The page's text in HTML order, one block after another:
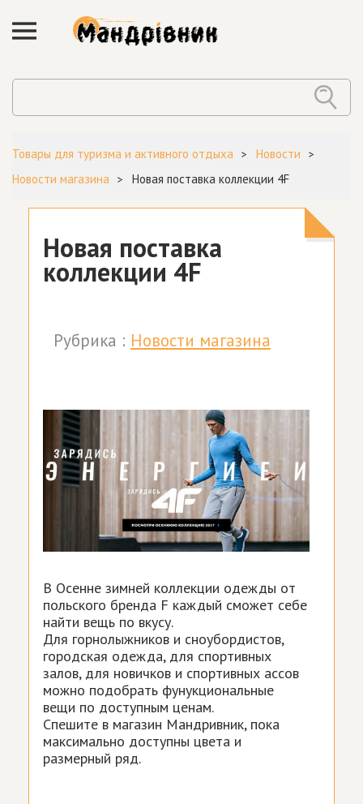
Товары для туризма и активного отдыха
Новости
Новости магазина
Новая поставка коллекции 4F
Новая поставка
коллекции 4F
Рубрика : Новости магазина
В Осенне зимней коллекции одежды от
польского бренда F каждый сможет себе
найти вещь по вкусу.
Для горнолыжников и сноубордистов,
городская одежда, для спортивных
залов, для новичков и спортивных ассов
можно подобрать фунукциональные
вещи по доступным ценам.
Спешите в магазин Мандривник, пока
максимально доступны цвета и
размерный ряд.